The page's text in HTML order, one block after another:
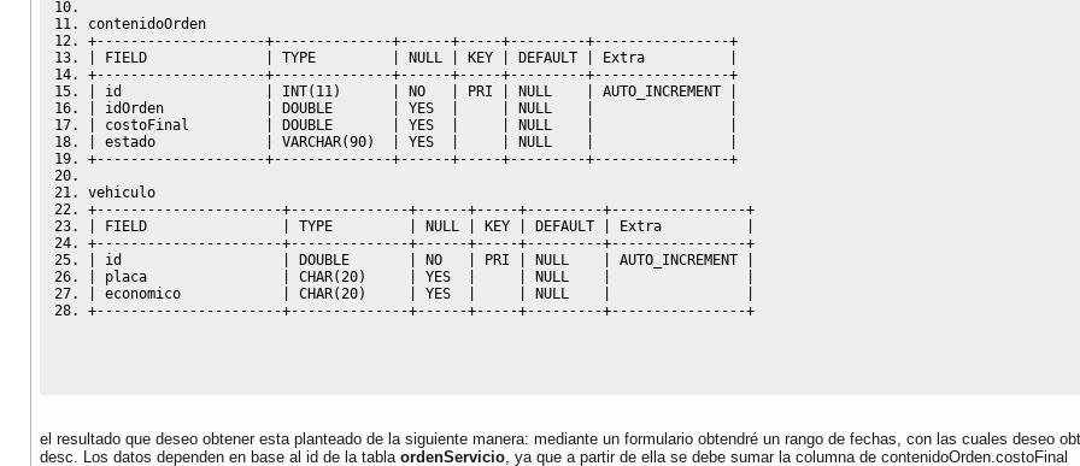
contenidoOrden
+--------------------+--------------+------+-----+---------+----------------+
FIELD TYPE NULL KEY DEFAULT Extra
+--------------------+--------------+------+-----+---------+----------------+
id INT( 11 ) NO PRI NULL AUTO_INCREMENT
idOrden DOUBLE YES NULL
costoFinal DOUBLE YES NULL
estado VARCHAR(90) YES NULL
+--------------------+--------------+------+-----+---------+----------------+
vehiculo
+----------------------+--------------+------+-----+---------+----------------+
FIELD TYPE NULL KEY DEFAULT Extra
+----------------------+--------------+------+-----+---------+----------------+
id DOUBLE NO PRI NULL AUTO_INCREMENT
placa CHAR( 20) YES NULL
economico CHAR( 20) YES NULL
+----------------------+--------------+------+-----+---------+----------------+
el resultado que deseo obtener esta planteado de la siguiente manera: mediante un formulario obtendré un rango de fechas, con las cuales deseo
desc. Los datos dependen en base al id de la tabla ordenServicio , ya que a partir de ella se debe sumar la columna de contenidoOrden.costoFinal